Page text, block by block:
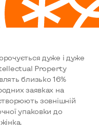
дуже і дуже
Property
близько 16%
заявках на
зовнішній
упаковки до